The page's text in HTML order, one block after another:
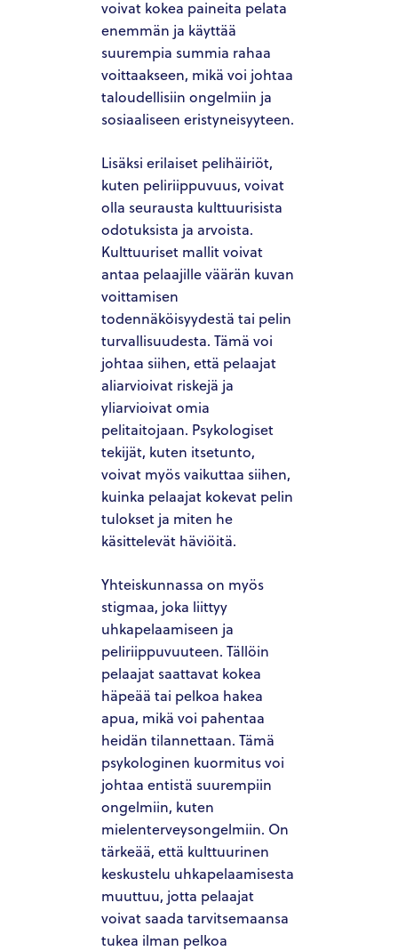
voivat kokea paineita pelata
enemmän ja käyttää
suurempia summia rahaa
voittaakseen, mikä voi johtaa
taloudellisiin ongelmiin ja
sosiaaliseen eristyneisyyteen.
Lisäksi erilaiset pelihäiriöt,
kuten peliriippuvuus, voivat
olla seurausta kulttuurisista
odotuksista ja arvoista.
Kulttuuriset mallit voivat
antaa pelaajille väärän kuvan
voittamisen
todennäköisyydestä tai pelin
turvallisuudesta. Tämä voi
johtaa siihen, että pelaajat
aliarvioivat riskejä ja
yliarvioivat omia
pelitaitojaan. Psykologiset
tekijät, kuten itsetunto,
voivat myös vaikuttaa siihen,
kuinka pelaajat kokevat pelin
tulokset ja miten he
käsittelevät häviöitä.
Yhteiskunnassa on myös
stigmaa, joka liittyy
uhkapelaamiseen ja
peliriippuvuuteen. Tällöin
pelaajat saattavat kokea
häpeää tai pelkoa hakea
apua, mikä voi pahentaa
heidän tilannettaan. Tämä
psykologinen kuormitus voi
johtaa entistä suurempiin
ongelmiin, kuten
mielenterveysongelmiin. On
tärkeää, että kulttuurinen
keskustelu uhkapelaamisesta
muuttuu, jotta pelaajat
voivat saada tarvitsemaansa
tukea ilman pelkoa